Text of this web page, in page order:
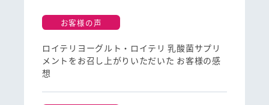
お客様の声
ロイテリヨーグルト・ロイテリ 乳酸菌サプリ
メントをお召し上がりいただいた お客様の感
想